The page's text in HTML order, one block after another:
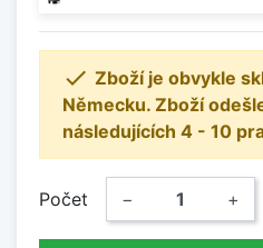
 Zboží je obvykle
Německu. Zboží
následujících 4 - 10
Počet − +